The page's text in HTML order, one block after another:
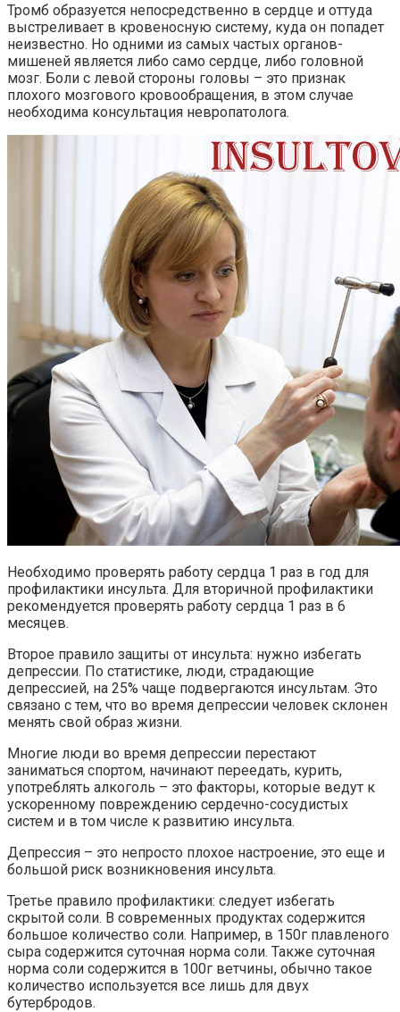
Тромб образуется непосредственно в сердце и оттуда
выстреливает в кровеносную систему, куда он попадет
неизвестно. Но одними из самых частых органов-
мишеней является либо само сердце, либо головной
мозг. Боли с левой стороны головы – это признак
плохого мозгового кровообращения, в этом случае
необходима консультация невропатолога.
Необходимо проверять работу сердца 1 раз в год для
профилактики инсульта. Для вторичной профилактики
рекомендуется проверять работу сердца 1 раз в 6
месяцев.
Второе правило защиты от инсульта: нужно избегать
депрессии. По статистике, люди, страдающие
депрессией, на 25% чаще подвергаются инсультам. Это
связано с тем, что во время депрессии человек склонен
менять свой образ жизни.
Многие люди во время депрессии перестают
заниматься спортом, начинают переедать, курить,
употреблять алкоголь – это факторы, которые ведут к
ускоренному повреждению сердечно-сосудистых
систем и в том числе к развитию инсульта.
Депрессия – это непросто плохое настроение, это еще и
большой риск возникновения инсульта.
Третье правило профилактики: следует избегать
скрытой соли. В современных продуктах содержится
большое количество соли. Например, в 150г плавленого
сыра содержится суточная норма соли. Также суточная
норма соли содержится в 100г ветчины, обычно такое
количество используется все лишь для двух
бутербродов.